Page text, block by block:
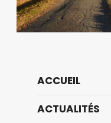
ACCUEIL
ACTUALITÉS